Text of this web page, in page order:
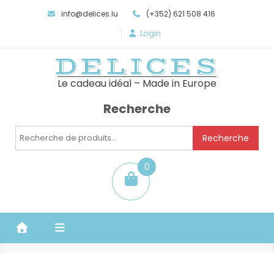
info@delices.lu (+352) 621 508 416
Login
DELICES
Le cadeau idéal – Made in Europe
Recherche
Recherche
Recherche
0
item